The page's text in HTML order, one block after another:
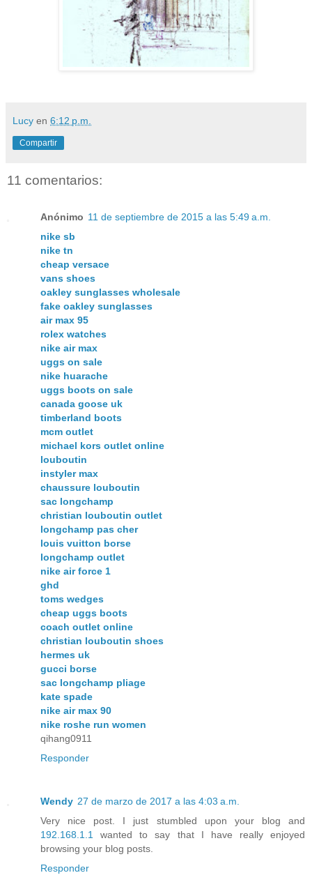
Lucy en 6:12 p.m.
Compartir
11 comentarios:
Anónimo 11 de septiembre de 2015 a las 5:49 a.m.
nike sb
nike tn
cheap versace
vans shoes
oakley sunglasses wholesale
fake oakley sunglasses
air max 95
rolex watches
nike air max
uggs on sale
nike huarache
uggs boots on sale
canada goose uk
timberland boots
mcm outlet
michael kors outlet online
louboutin
instyler max
chaussure louboutin
sac longchamp
christian louboutin outlet
longchamp pas cher
louis vuitton borse
longchamp outlet
nike air force 1
ghd
toms wedges
cheap uggs boots
coach outlet online
christian louboutin shoes
hermes uk
gucci borse
sac longchamp pliage
kate spade
nike air max 90
nike roshe run women
qihang0911
Responder
Wendy 27 de marzo de 2017 a las 4:03 a.m.
Very nice post. I just stumbled upon your blog and
192.168.1.1
wanted to say that I have really enjoyed
browsing your blog posts.
Responder